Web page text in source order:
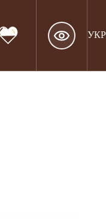
УКР